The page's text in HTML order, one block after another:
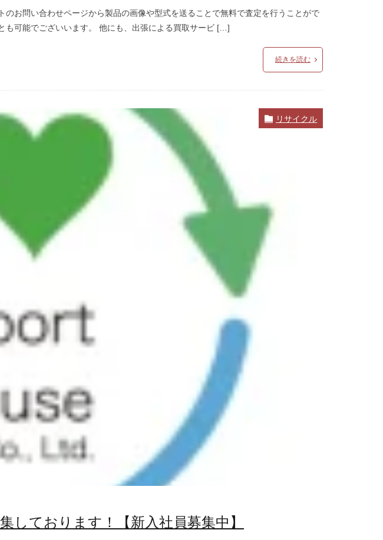
お問い合わせページから製品の画像や型式を送ることで無料で査定を行うことがで
も可能でございいます。 他にも、出張による買取サービ […]
続きを読む
リサイクル
しております！【新入社員募集中】